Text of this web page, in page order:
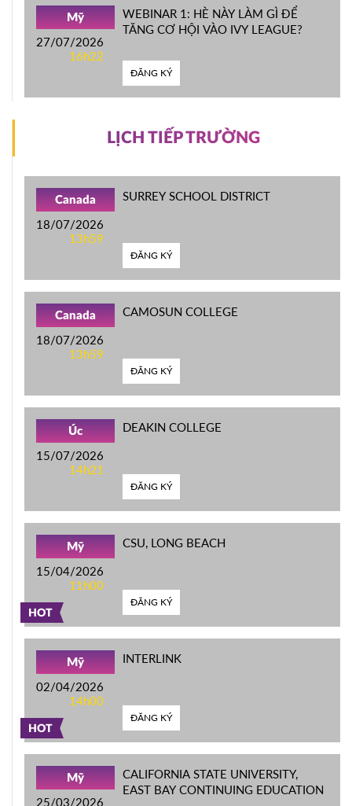
Mỹ
27/07/2026
16h22
WEBINAR 1: HÈ NÀY LÀM GÌ ĐỂ
TĂNG CƠ HỘI VÀO IVY LEAGUE?
ĐĂNG KÝ
LỊCH TIẾP TRƯỜNG
Canada
18/07/2026
13h59
SURREY SCHOOL DISTRICT
ĐĂNG KÝ
Canada
18/07/2026
13h59
CAMOSUN COLLEGE
ĐĂNG KÝ
Úc
15/07/2026
14h21
DEAKIN COLLEGE
ĐĂNG KÝ
HOT
Mỹ
15/04/2026
11h00
CSU, LONG BEACH
ĐĂNG KÝ
HOT
Mỹ
02/04/2026
14h00
INTERLINK
ĐĂNG KÝ
Mỹ
25/03/2026
CALIFORNIA STATE UNIVERSITY,
EAST BAY CONTINUING EDUCATION